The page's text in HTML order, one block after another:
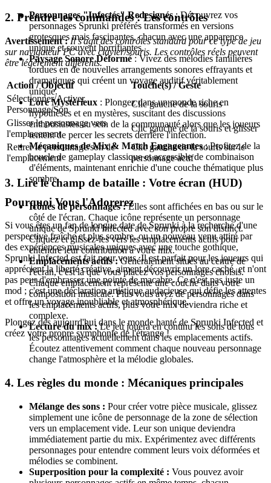
Personnages "Infectés" Redesignés: Découvrez vos
personnages Sprunki préférés transformés en versions
grotesques mais fascinantes, chacun avec une apparence
unique et souvent horrifiantes.
Paysage Sonore Déformé: Vivez des mélodies familières
tordues en de nouvelles arrangements sonores effrayants et
dramatiques qui créent un voyage auditif véritablement
unique.
Lore Mystérieux : Plongez dans un monde riche en
hypothèses et en mystères, suscitant des discussions
enthousiastes au sein de la communauté alors que les joueurs
tentent de percer les secrets derrière l'infection.
Mécaniques de Mix & Match Engageantes: Profitez de la
boucle de gameplay classique et accessible de combinaison
d'éléments, maintenant enrichie d'une couche thématique plus
sombre.
Pourquoi Vous l'Adorerez
Si vous êtes un fan de longue date de Sprunki à la recherche d'une
perspective fraîche et plus sombre, ou un nouveau venu attiré par
des expériences musicales uniques avec une touche gothique,
Sprunki Infected est fait pour vous. Il est parfait pour les joueurs qui
apprécient la liberté créative, aiment découvrir un lore caché, et n'ont
pas peur d'embrasser une pointe de macabre. Ce n'est pas juste un
mod ; c'est une déclaration artistique audacieuse qui défie les attentes
et offre un voyage inoubliable et atmosphérique.
Plongez dès aujourd'hui dans le monde hanté de Sprunki Infected et
créez votre propre symphonie de l'étrange !
2. Prendre les commandes : Les contrôles
Avertissement : Il s'agit des contrôles standard pour ce type de jeu
sur navigateur PC avec clavier/souris. Les contrôles réels peuvent
être légèrement différents.
Action / Objectif
Touche(s) / Geste
Sélectionner/Activer
Personnage/Son
Clic gauche de la souris
Glisser le personnage vers
l'emplacement
Clic gauche de la souris et glisser
Retirer le personnage/son de
l'emplacement
Clic gauche de la souris sur le
personnage actif
3. Lire le champ de bataille : Votre écran (HUD)
Icônes de personnages :Elles sont affichées en bas ou sur le
côté de l'écran. Chaque icône représente un personnage
unique de Sprunki Infected avec son propre son distinct.
Cliquez et glissez-les vers les emplacements actifs pour
entendre leur contribution à votre mix.
Emplacements actifs :Généralement situés au centre de
l'écran, c'est là que vous placez vos personnages choisis.
Chaque emplacement représente une couche dans votre
composition musicale. Plus vous avez de personnages dans
les emplacements actifs, plus votre mix deviendra riche et
complexe.
Lecture du mix :Le jeu jouera en continu les sons de tous
les personnages actuellement dans les emplacements actifs.
Écoutez attentivement comment chaque nouveau personnage
change l'atmosphère et la mélodie globales.
4. Les règles du monde : Mécaniques principales
Mélange des sons : Pour créer votre pièce musicale, glissez
simplement une icône de personnage de la zone de sélection
vers un emplacement vide. Leur son unique deviendra
immédiatement partie du mix. Expérimentez avec différents
personnages pour entendre comment leurs voix déformées et
mélodies se combinent.
Superposition pour la complexité : Vous pouvez avoir